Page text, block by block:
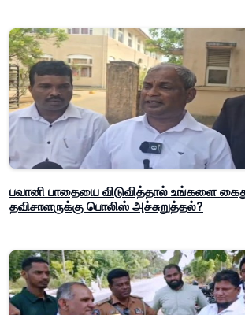
பவானி பாதையை விடுவித்தால் உங்களை
தவிசாளருக்கு பொலிஸ் அச்சுறுத்தல்?